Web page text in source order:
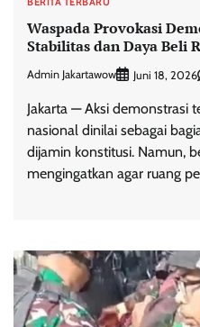
Waspada Provokasi
Stabilitas dan Daya Beli
Admin Jakartawow Juni 18, 2026
Jakarta — Aksi demonstrasi
nasional dinilai sebagai
dijamin konstitusi. Namun,
mengingatkan agar ruang